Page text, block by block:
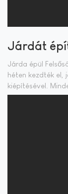
Járdát
Járda épül
héten kezdték el,
kiépítésével.